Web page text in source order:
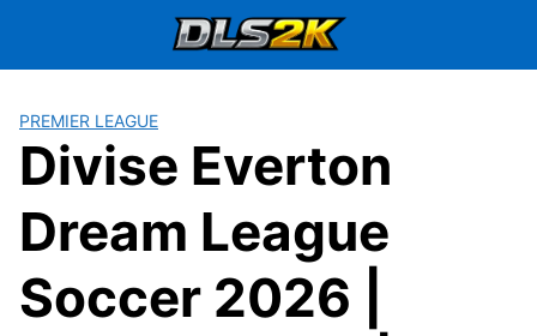
contenuto
PREMIER LEAGUE
Divise Everton
Dream League
Soccer 2026 |